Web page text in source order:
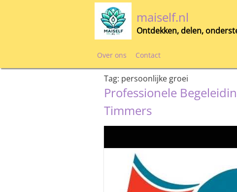
maiself.nl
Ontdekken, delen,
Over ons Contact
Tag: persoonlijke groei
Professionele
Timmers